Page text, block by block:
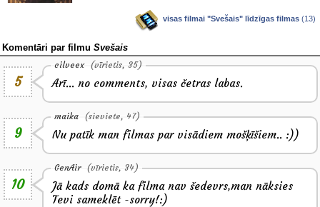
visas filmai "Svešais" līdzīgas filmas (13)
Komentāri par filmu Svešais
5
cilveex (vīrietis, 35)
Arī... no comments, visas četras labas.
9
maika (sieviete, 47)
Nu patīk man filmas par visādiem mošķīšiem.. :))
10
GenAir (vīrietis, 34)
Jā kads domā ka filma nav šedevrs,man nāksies
Tevi sameklēt -sorry!:)